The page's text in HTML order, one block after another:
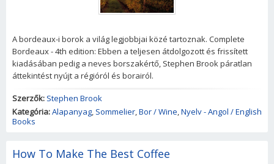
A bordeaux-i borok a világ legjobbjai közé tartoznak. Complete
Bordeaux - 4th edition: Ebben a teljesen átdolgozott és frissített
kiadásában pedig a neves borszakértő, Stephen Brook páratlan
áttekintést nyújt a régióról és borairól.
Szerzők: Stephen Brook
Kategória:Alapanyag, Sommelier,Bor / Wine,Nyelv - Angol / English
Books
How To Make The Best Coffee